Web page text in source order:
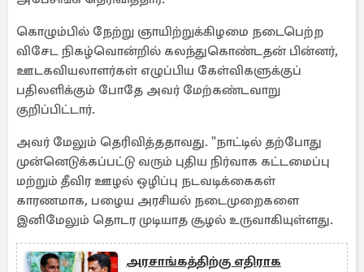
கொழும்பில் நேற்று ஞாயிற்றுக்கிழமை நடைபெற்ற
விசேட நிகழ்வொன்றில் கலந்துகொண்டதன் பின்னர்,
ஊடகவியலாளர்கள் எழுப்பிய கேள்விகளுக்குப்
பதிலளிக்கும் போதே அவர் மேற்கண்டவாறு
குறிப்பிட்டார்.
அவர் மேலும் தெரிவித்ததாவது. "நாட்டில் தற்போது
முன்னெடுக்கப்பட்டு வரும் புதிய நிர்வாக கட்டமைப்பு
மற்றும் தீவிர ஊழல் ஒழிப்பு நடவடிக்கைகள்
காரணமாக, பழைய அரசியல் நடைமுறைகளை
இனிமேலும் தொடர முடியாத சூழல் உருவாகியுள்ளது.
அரசாங்கத்திற்கு எதிராக